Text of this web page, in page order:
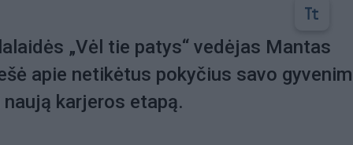
„Vėl tie patys“ vedėjas Mantas
apie netikėtus pokyčius savo
karjeros etapą.